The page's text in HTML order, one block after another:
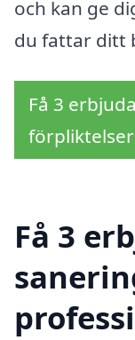
och kan ge
du fattar ditt
Få 3
förpliktelser
Få 3